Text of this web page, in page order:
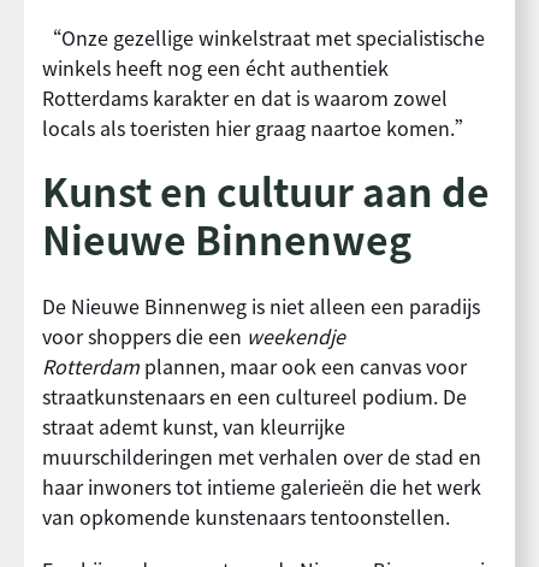
“Onze gezellige winkelstraat met specialistische
winkels heeft nog een écht authentiek
Rotterdams karakter en dat is waarom zowel
locals als toeristen hier graag naartoe komen.”
Kunst en cultuur aan de
Nieuwe Binnenweg
De Nieuwe Binnenweg is niet alleen een paradijs
voor shoppers die een weekendje
Rotterdam plannen, maar ook een canvas voor
straatkunstenaars en een cultureel podium. De
straat ademt kunst, van kleurrijke
muurschilderingen met verhalen over de stad en
haar inwoners tot intieme galerieën die het werk
van opkomende kunstenaars tentoonstellen.